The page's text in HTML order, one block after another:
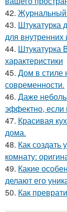
42. Журнальный
43. Штукатурка
для
44. Штукатурка
характеристики
45. Дом в стиле
современности.
46. Даже
эффектно, если
47. Красивая
дома.
48. Как
комнату:
49. Какие
делают его
50. Как